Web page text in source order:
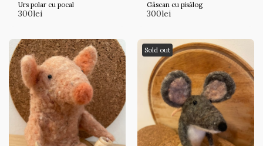
Urs polar cu pocal
300lei
Gâscan cu pisălog
300lei
Sold out